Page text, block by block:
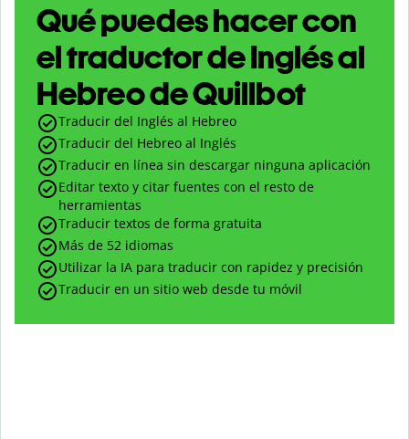
Qué puedes hacer con
el traductor de Inglés al
Hebreo de Quillbot
Traducir del Inglés al Hebreo
Traducir del Hebreo al Inglés
Traducir en línea sin descargar ninguna aplicación
Editar texto y citar fuentes con el resto de
herramientas
Traducir textos de forma gratuita
Más de 52 idiomas
Utilizar la IA para traducir con rapidez y precisión
Traducir en un sitio web desde tu móvil